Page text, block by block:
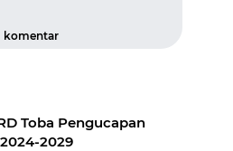
komentar
Toba Pengucapan
2029